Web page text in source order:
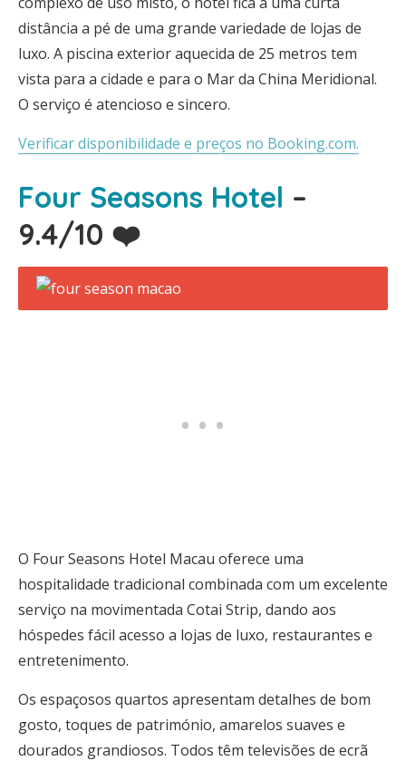
distância a pé de uma grande variedade de lojas de
luxo. A piscina exterior aquecida de 25 metros tem
vista para a cidade e para o Mar da China Meridional.
O serviço é atencioso e sincero.
Verificar disponibilidade e preços no Booking.com.
Four Seasons Hotel –
9.4/10 ❤️
O Four Seasons Hotel Macau oferece uma
hospitalidade tradicional combinada com um excelente
serviço na movimentada Cotai Strip, dando aos
hóspedes fácil acesso a lojas de luxo, restaurantes e
entretenimento.
Os espaçosos quartos apresentam detalhes de bom
gosto, toques de património, amarelos suaves e
dourados grandiosos. Todos têm televisões de ecrã